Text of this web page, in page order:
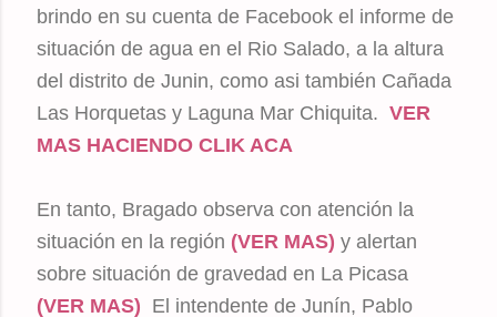
brindo en su cuenta de Facebook el informe de
situación de agua en el Rio Salado, a la altura
del distrito de Junin, como asi también Cañada
Las Horquetas y Laguna Mar Chiquita. VER
MAS HACIENDO CLIK ACA
En tanto, Bragado observa con atención la
situación en la región (VER MAS) y alertan
sobre situación de gravedad en La Picasa
(VER MAS) El intendente de Junín, Pablo